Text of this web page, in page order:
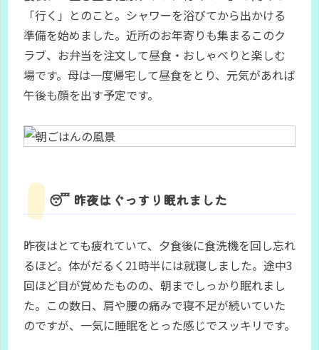
「行く」とのこと。シャワーを浴びてから出かける
準備を始めました。近所のお年寄りも集まるこのク
ラブ、お弁当を注文して昼食・おしゃべりと楽しむ
場です。母は一度帰宅して昼食をとり、元気があれば
午後も顔を出す予定です。
😴 昨夜はぐっすり眠れました
昨夜はとても疲れていて、夕食後に食洗機を回し忘れ
るほど。体がだるく21時半には就寝しました。途中3
回ほど目が覚めたものの、朝までしっかり眠れまし
た。この数日、肩や腰の痛みで寝不足が続いていた
のですが、一気に睡眠をとった感じでスッキリです。